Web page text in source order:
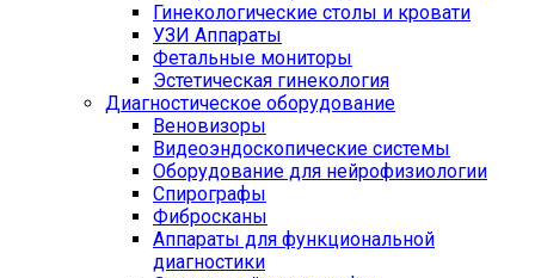
Гинекологические столы и кровати
УЗИ Аппараты
Фетальные мониторы
Эстетическая гинекология
Диагностическое оборудование
Веновизоры
Видеоэндоскопические системы
Оборудование для нейрофизиологии
Спирографы
Фибросканы
Аппараты для функциональной
диагностики